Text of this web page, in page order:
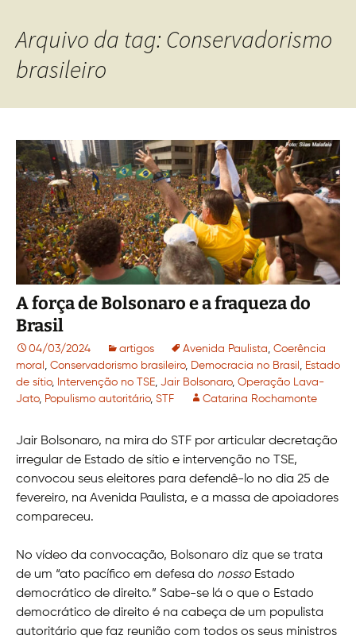
Arquivo da tag: Conservadorismo
brasileiro
A força de Bolsonaro e a fraqueza do
Brasil
04/03/2024 artigos Avenida Paulista, Coerência
moral , Conservadorismo brasileiro, Democracia no Brasil , Estado
de sítio, Intervenção no TSE, Jair Bolsonaro, Operação Lava-
Jato, Populismo autoritário, STF Catarina Rochamonte
Jair Bolsonaro, na mira do STF por articular decretação
irregular de Estado de sítio e intervenção no TSE,
convocou seus eleitores para defendê-lo no dia 25 de
fevereiro, na Avenida Paulista, e a massa de apoiadores
compareceu.
No vídeo da convocação, Bolsonaro diz que se trata
de um “ato pacífico em defesa do nosso Estado
democrático de direito.” Sabe-se lá o que o Estado
democrático de direito é na cabeça de um populista
autoritário que faz reunião com todos os seus ministros